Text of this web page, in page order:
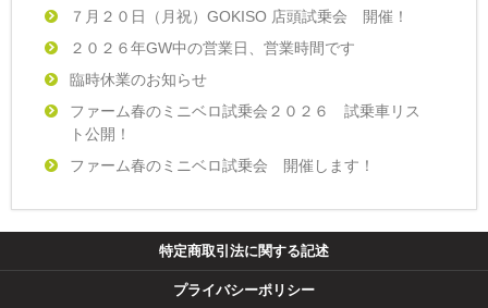
７月２０日（月祝）GOKISO 店頭試乗会 開催！
２０２６年GW中の営業日、営業時間です
臨時休業のお知らせ
ファーム春のミニベロ試乗会２０２６ 試乗車リス
ト公開！
ファーム春のミニベロ試乗会 開催します！
特定商取引法に関する記述
プライバシーポリシー